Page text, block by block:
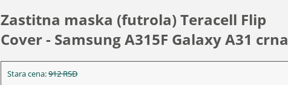
Zastitna maska (futrola) Teracell Flip
Cover - Samsung A315F Galaxy A31 crna
Stara cena:912RSD